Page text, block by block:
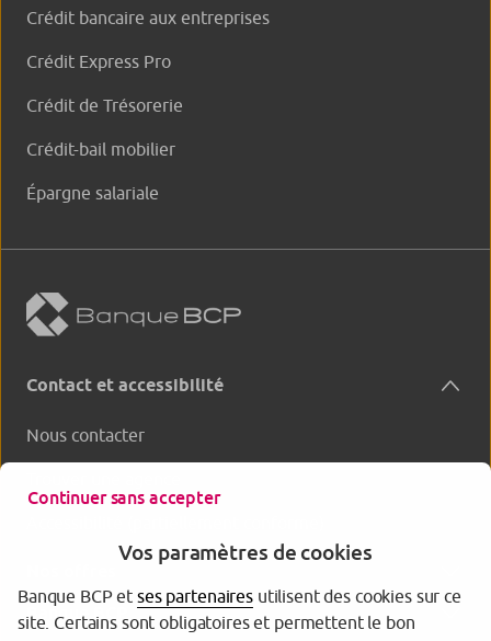
Crédit bancaire aux entreprises
Crédit Express Pro
Crédit de Trésorerie
Crédit-bail mobilier
Épargne salariale
Contact et accessibilité
Nous contacter
Banque BCP
Continuer sans accepter
Vos paramètres de cookies
Banque BCP etses partenairesutilisent des cookies sur ce
site. Certains sont obligatoires et permettent le bon